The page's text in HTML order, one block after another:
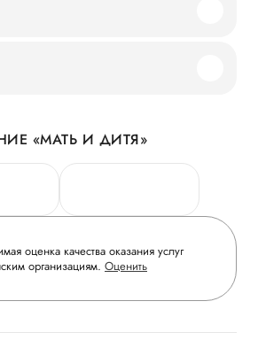
«МАТЬ И ДИТЯ»
оценка качества оказания услуг
организациям. Оценить